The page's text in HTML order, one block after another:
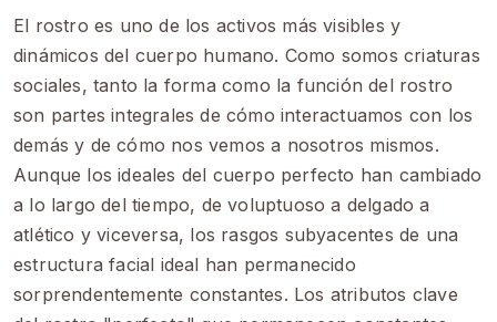
El rostro es uno de los activos más visibles y
dinámicos del cuerpo humano. Como somos criaturas
sociales, tanto la forma como la función del rostro
son partes integrales de cómo interactuamos con los
demás y de cómo nos vemos a nosotros mismos.
Aunque los ideales del cuerpo perfecto han cambiado
a lo largo del tiempo, de voluptuoso a delgado a
atlético y viceversa, los rasgos subyacentes de una
estructura facial ideal han permanecido
sorprendentemente constantes. Los atributos clave